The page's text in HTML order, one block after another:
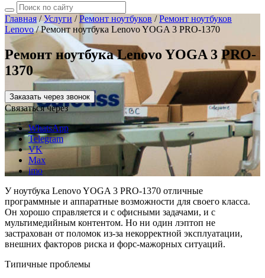
Главная/Услуги /Ремонт ноутбуков /Ремонт ноутбуков
Lenovo/Ремонт ноутбука Lenovo YOGA 3 PRO-1370
Ремонт ноутбука Lenovo YOGA 3 PRO-
1370
Заказать через звонок
Связаться через
WhatsApp
Telegram
VK
Max
imo
У ноутбука Lenovo YOGA 3 PRO-1370 отличные
программные и аппаратные возможности для своего класса.
Он хорошо справляется и с офисными задачами, и с
мультимедийным контентом. Но ни один лэптоп не
застрахован от поломок из-за некорректной эксплуатации,
внешних факторов риска и форс-мажорных ситуаций.
Типичные проблемы